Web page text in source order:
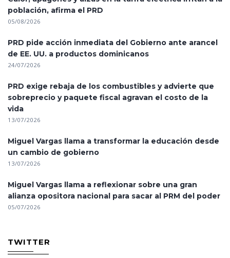
población, afirma el PRD
05/08/2026
PRD pide acción inmediata del Gobierno ante arancel
de EE. UU. a productos dominicanos
24/07/2026
PRD exige rebaja de los combustibles y advierte que
sobreprecio y paquete fiscal agravan el costo de la
vida
13/07/2026
Miguel Vargas llama a transformar la educación desde
un cambio de gobierno
13/07/2026
Miguel Vargas llama a reflexionar sobre una gran
alianza opositora nacional para sacar al PRM del poder
05/07/2026
TWITTER